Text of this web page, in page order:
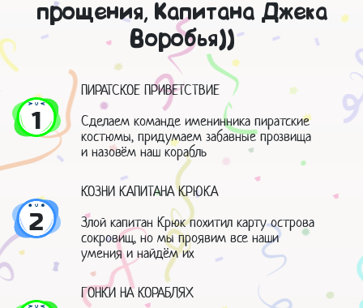
прощения, Капитана Джека
Воробья))
1
ПИРАТСКОЕ ПРИВЕТСТВИЕ
Сделаем команде именинника пиратские
костюмы, придумаем забавные прозвища
и назовём наш корабль
2
КОЗНИ КАПИТАНА КРЮКА
Злой капитан Крюк похитил карту острова
сокровищ, но мы проявим все наши
умения и найдём их
ГОНКИ НА КОРАБЛЯХ